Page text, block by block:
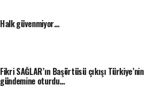
Halk güvenmiyor…
Fikri SAĞLAR’ın Başörtüsü çıkışı Türkiye’nin
gündemine oturdu…